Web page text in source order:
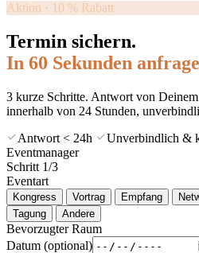
Aktion · 10 % Rabatt
Termin sichern.
In 60 Sekunden
3 kurze Schritte. Antwort von
innerhalb von 24 Stunden,
Antwort < 24h
Unverbindlich &
Eventmanager
Schritt 1/3
Eventart
Kongress Vortrag Empfang
Tagung
Andere
Bevorzugter Raum
Datum (optional)